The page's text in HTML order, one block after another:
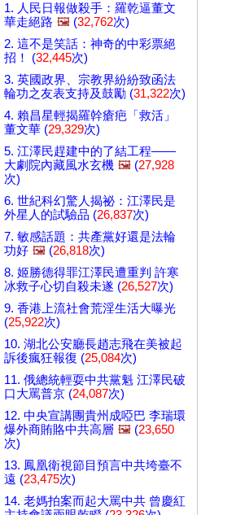
1. 人民日報做殺手：羅乾逼董文
華走絕路 🖼️ (32,762次)
2. 這不是笑話：神奇的中彩票絕
招！ (32,445次)
3. 英國政界、宗教界紛紛致函法
輪功之友表支持及鼓勵 (31,322次)
4. 賴昌星輕揭羅幹瘡疤「救活」
董文華 (29,329次)
5. 江澤民趕建中的了結工程——
大劇院內藏風水玄機 🖼️ (27,928
次)
6. 世紀科幻驚人揭祕：江澤民是
外星人的試驗品 (26,837次)
7. 敏感話題：共產黨好還是法輪
功好 🖼️ (26,818次)
8. 姬勝德得罪江澤民遭重判 許寒
冰救子心切自殺未遂 (26,527次)
9. 香港上流社會荒淫生活大曝光
(25,922次)
10. 湖北公安廳長趙志飛在美被起
訴後瘋狂報復 (25,084次)
11. 俄總統輕耍中共黨魁 江澤民破
口大罵普京 (24,087次)
12. 中央宣講團貴州成啞巴 李瑞環
爆外商賄賂中共高層 🖼️ (23,650
次)
13. 鳳凰衛視節目預言中共垮臺不
遠 (23,475次)
14. 老媽拍案而起大罵中共 曾慶紅